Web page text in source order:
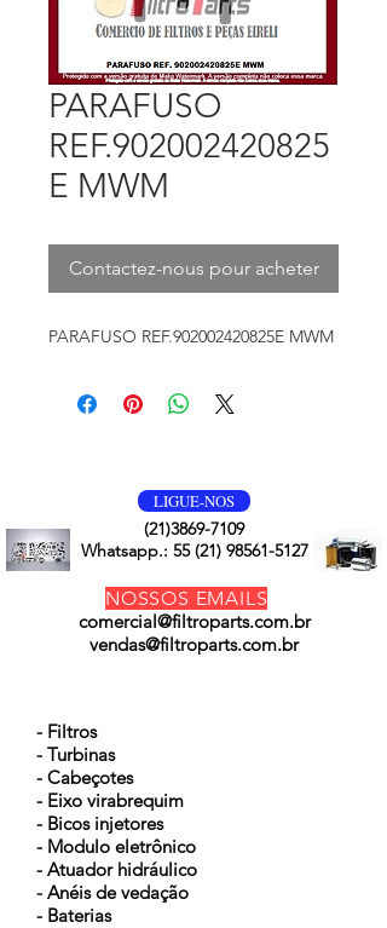
PARAFUSO
REF.902002420825
E MWM
Contactez-nous pour acheter
PARAFUSO REF.902002420825E MWM
LIGUE-NOS
(21)3869-7109
Whatsapp.: 55 (21) 98561-5127
NOSSOS EMAILS
comercial@filtroparts.com.br
vendas@filtroparts.com.br
- Filtros
- Turbinas
- Cabeçotes
- Eixo virabrequim
- Bicos injetores
- Modulo eletrônico
- Atuador hidráulico
- Anéis de vedação
- Baterias